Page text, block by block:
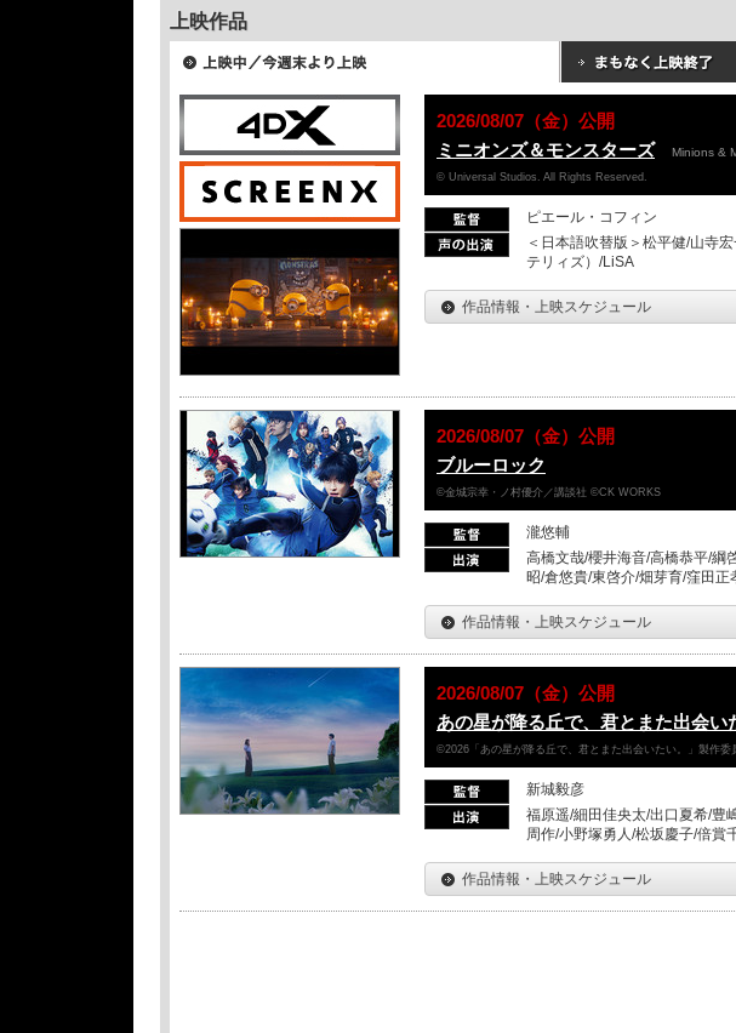
上映作品
2026/08/07（金）公開
ミニオンズ＆モンスターズ
Minions &
© Universal Studios. All Rights Reserved.
ピエール・コフィン
＜日本語吹替版＞松平健/山寺
テリィズ）/LiSA
作品情報・上映スケジュール
2026/08/07（金）公開
ブルーロック
©金城宗幸・ノ村優介／講談社 ©CK WORKS
瀧悠輔
高橋文哉/櫻井海音/高橋恭平/綱
昭/倉悠貴/東啓介/畑芽育/窪田正
作品情報・上映スケジュール
2026/08/07（金）公開
あの星が降る丘で、君とまた出会い
©2026「あの星が降る丘で、君とまた出会いたい。」製作委
新城毅彦
福原遥/細田佳央太/出口夏希/豊
周作/小野塚勇人/松坂慶子/倍賞
作品情報・上映スケジュール